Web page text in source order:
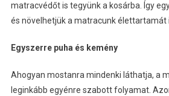
matracvédőt is tegyünk a kosárba. Így
és növelhetjük a matracunk élettartamát
Egyszerre puha és kemény
Ahogyan mostanra mindenki láthatja, a
leginkább egyénre szabott folyamat.